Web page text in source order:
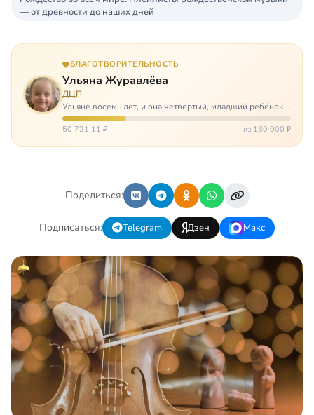
— от древности до наших дней
БЛАГОТВОРИТЕЛЬНОСТЬ
Ульяна Журавлёва
ДЦП
Ульяне восемь лет, и она четвертый, младший ребёнок в
многодетной семье. И с самого рождения Ульяну лечат.
Несколько операций, ежедневные процедуры,
50 721,11 ₽ из 180 000 ₽
Поделиться:
Подписаться: Telegram Дзен Макс